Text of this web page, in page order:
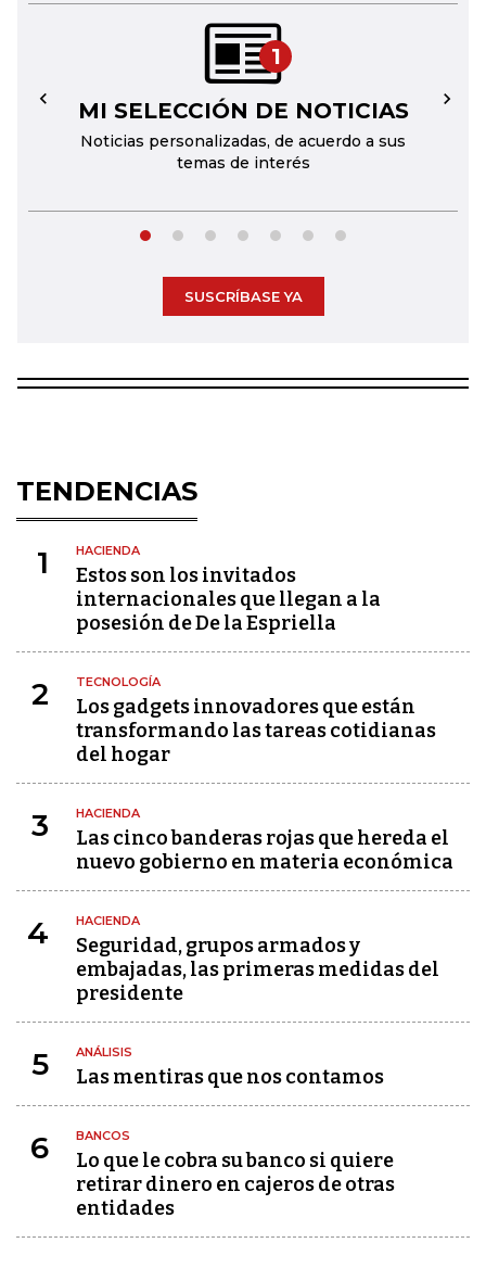
1
MI SELECCIÓN DE NOTICIAS
Noticias personalizadas, de acuerdo a sus
temas de interés
← →
SUSCRÍBASE YA
TENDENCIAS
1 HACIENDA
Estos son los invitados
internacionales que llegan a la
posesión de De la Espriella
2 TECNOLOGÍA
Los gadgets innovadores que están
transformando las tareas cotidianas
del hogar
3 HACIENDA
Las cinco banderas rojas que hereda el
nuevo gobierno en materia económica
4 HACIENDA
Seguridad, grupos armados y
embajadas, las primeras medidas del
presidente
5 ANÁLISIS
Las mentiras que nos contamos
6 BANCOS
Lo que le cobra su banco si quiere
retirar dinero en cajeros de otras
entidades